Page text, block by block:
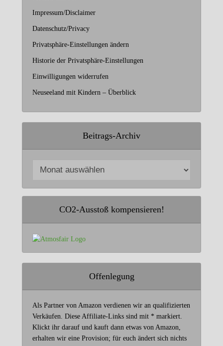
Impressum/Disclaimer
Datenschutz/Privacy
Privatsphäre-Einstellungen ändern
Historie der Privatsphäre-Einstellungen
Einwilligungen widerrufen
Neuseeland mit Kindern – Überblick
Beitrags-Archiv
CO2-Ausstoß kompensieren!
Offenlegung
Als Partner von Amazon verdienen wir an qualifizierten
Verkäufen. Diese Affiliate-Links sind mit * markiert.
Klickt ihr darauf und kauft dann etwas von Amazon,
erhalten wir eine Provision; für euch ändert sich nichts